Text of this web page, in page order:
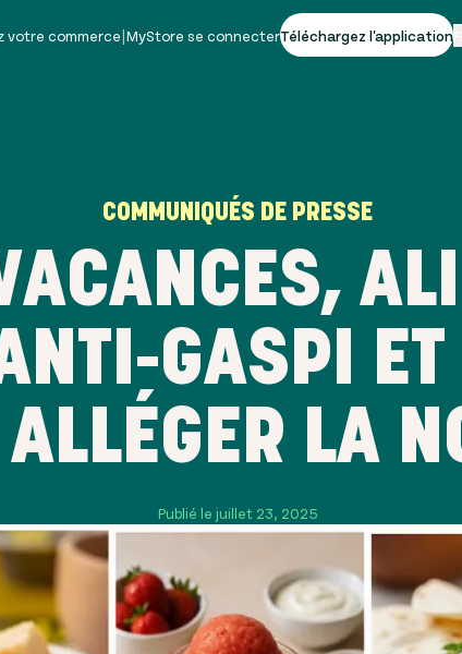
votre commerce|MyStore se connecterTéléchargez l'application
COMMUNIQUÉS DE PRESSE
GASPI ET
LA
Publié le juillet 23, 2025